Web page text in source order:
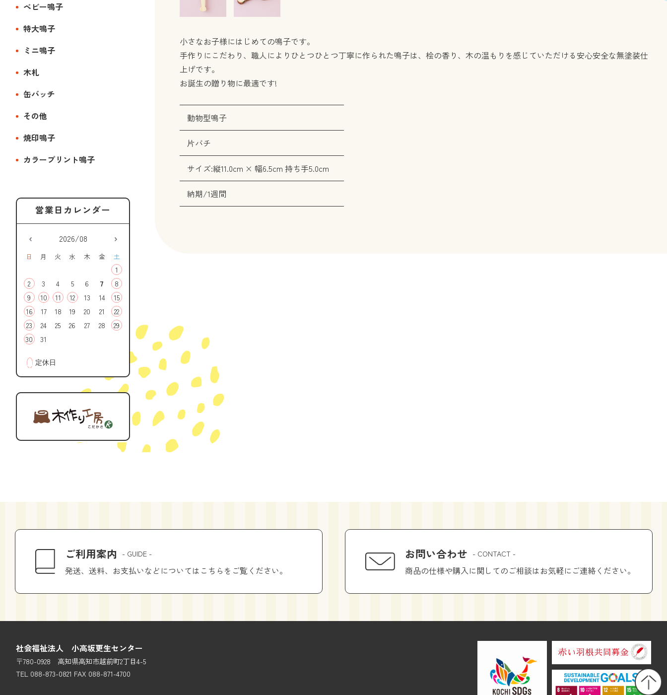
小さなお子様にはじめての鳴子です。
手作りにこだわり、職人によりひとつひとつ丁寧に作られた鳴子は、桧の香り、木の温もりを感じていただける安心安全な無塗装仕
上げです。
お誕生の贈り物に最適です!
動物型鳴子
片バチ
サイズ:縦11.0cm × 幅6.5cm 持ち手5.0cm
納期/1週間
ベビー鳴子
特大鳴子
ミニ鳴子
木札
缶バッチ
その他
焼印鳴子
カラープリント鳴子
2026/08
日 月 火 水 木 金 土
1
2
3 4 5 6 7
8
9
10 11 12 13 14
15
16
17 18 19 20 21
22
23
24 25 26 27 28
29
30
31
■ 定休日
ご利用案内 - GUIDE -
発送、送料、お支払いなどについてはこちらをご覧ください。
お問い合わせ - CONTACT -
商品の仕様や購入に関してのご相談はお気軽にご連絡ください。
社会福祉法人 小高坂更生センター
〒780-0928 高知県高知市越前町2丁目4-5
TEL 088-873-0821 FAX 088-871-4700